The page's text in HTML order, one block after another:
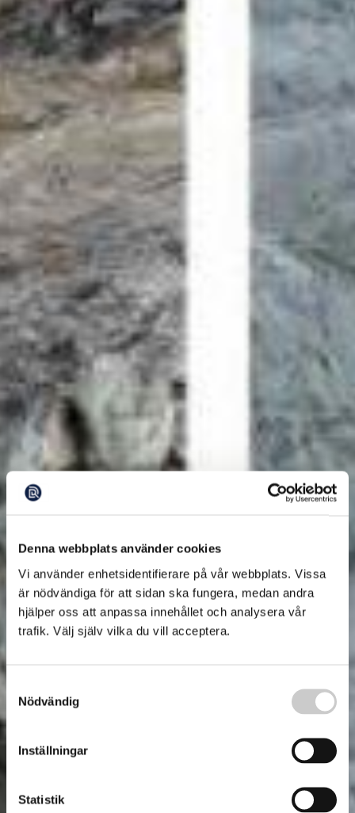
Denna webbplats använder cookies
Vi använder enhetsidentifierare på vår webbplats. Vissa
är nödvändiga för att sidan ska fungera, medan andra
hjälper oss att anpassa innehållet och analysera vår
trafik. Välj själv vilka du vill acceptera.
Nödvändig
Inställningar
Statistik